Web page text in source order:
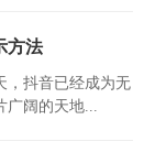
方法
，抖音已经成为无
阔的天地...